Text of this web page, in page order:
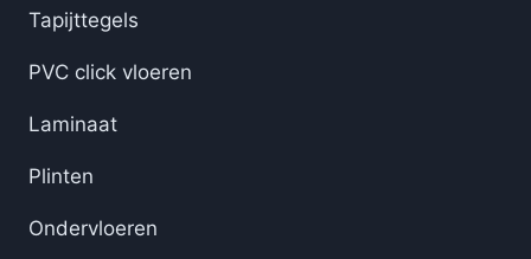
Tapijttegels
PVC click vloeren
Laminaat
Plinten
Ondervloeren